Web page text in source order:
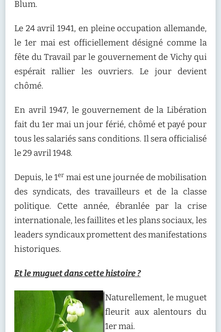
Blum.
Le 24 avril 1941, en pleine occupation allemande,
le 1er mai est officiellement désigné comme la
fête du Travail par le gouvernement de Vichy qui
espérait rallier les ouvriers. Le jour devient
chômé.
En avril 1947, le gouvernement de la Libération
fait du 1er mai un jour férié, chômé et payé pour
tous les salariés sans conditions. Il sera officialisé
le 29 avril 1948.
Depuis, le 1ermai est une journée de mobilisation
des syndicats, des travailleurs et de la classe
politique. Cette année, ébranlée par la crise
internationale, les faillites et les plans sociaux, les
leaders syndicaux promettent des manifestations
historiques.
Et le muguet dans cette histoire ?
Naturellement, le muguet
fleurit aux alentours du
1er mai.